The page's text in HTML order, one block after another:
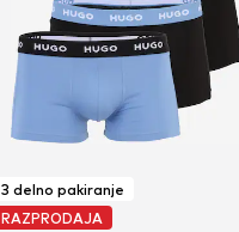
3 delno pakiranje
RAZPRODAJA